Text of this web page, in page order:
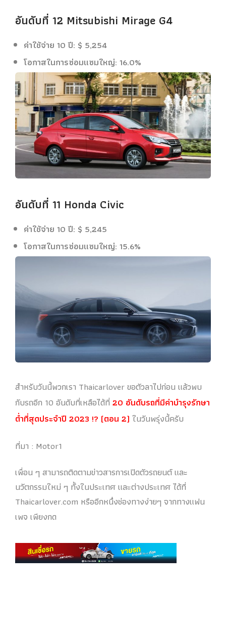
อันดับที่ 12 Mitsubishi Mirage G4
ค่าใช้จ่าย 10 ปี: $ 5,254
โอกาสในการซ่อมแซมใหญ่: 16.0%
อันดับที่ 11 Honda Civic
ค่าใช้จ่าย 10 ปี: $ 5,245
โอกาสในการซ่อมแซมใหญ่: 15.6%
สำหรับวันนี้พวกเรา Thaicarlover ขอตัวลาไปก่อน แล้วพบ
กับรถอีก 10 อันดับที่เหลือได้ที่ 20 อันดับรถที่มีค่าบำรุงรักษา
ต่ำที่สุดประจำปี 2023 !? (ตอน 2) ในวันพรุ่งนี้ครับ
ที่มา : Motor1
เพื่อน ๆ สามารถติดตามข่าวสารการเปิดตัวรถยนต์ และ
นวัตกรรมใหม่ ๆ ทั้งในประเทศ และต่างประเทศ ได้ที่
Thaicarlover.com หรืออีกหนึ่งช่องทางง่ายๆ จากทางแฟน
เพจ เพียงกด